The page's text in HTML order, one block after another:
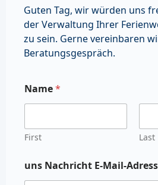
Guten Tag, wir würden uns
der Verwaltung Ihrer
zu sein. Gerne vereinbaren
Beratungsgespräch.
Name*
First Last
uns Nachricht E-Mail-